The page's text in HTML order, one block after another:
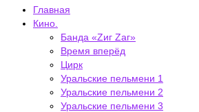
Главная
Кино.
Банда «Zиг Zаг»
Время вперёд
Цирк
Уральские пельмени 1
Уральские пельмени 2
Уральские пельмени 3